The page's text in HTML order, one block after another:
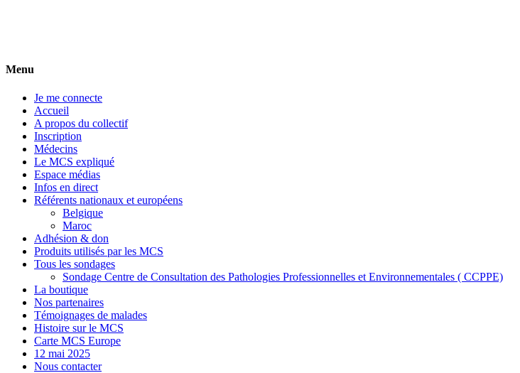
Menu
Je me connecte
Accueil
A propos du collectif
Inscription
Médecins
Le MCS expliqué
Espace médias
Infos en direct
Référents nationaux et européens
Belgique
Maroc
Adhésion & don
Produits utilisés par les MCS
Tous les sondages
Sondage Centre de Consultation des Pathologies Professionnelles et Environnementales ( CCPPE)
La boutique
Nos partenaires
Témoignages de malades
Histoire sur le MCS
Carte MCS Europe
12 mai 2025
Nous contacter